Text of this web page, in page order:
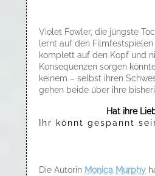
Violet Fowler, die jüngste
lernt auf den
komplett auf den Kopf und
Konsequenzen sorgen
keinem – selbst ihren
gehen beide über ihre
Hat ihre
Ihr könnt gespannt
Die Autorin Monica Murphy